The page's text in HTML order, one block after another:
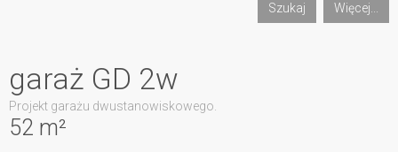
Szukaj Więcej...
52 m²
garaż GD 2w
Projekt garażu dwustanowiskowego.